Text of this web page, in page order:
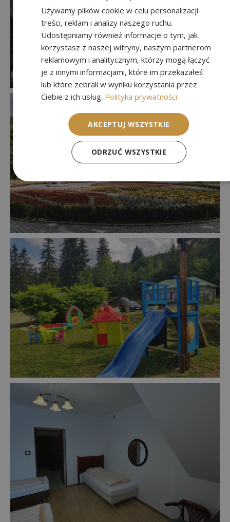
Używamy plików cookie w celu personalizacji
treści, reklam i analizy naszego ruchu.
Udostępniamy również informacje o tym, jak
korzystasz z naszej witryny, naszym partnerom
reklamowym i analitycznym, którzy mogą łączyć
je z innymi informacjami, które im przekazałeś
lub które zebrali w wyniku korzystania przez
Ciebie z ich usług. Polityka prywatności
AKCEPTUJ WSZYSTKIE
ODRZUĆ WSZYSTKIE